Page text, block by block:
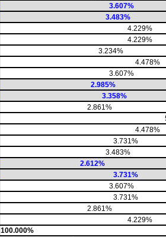
3.607%
3.483%
4.229%
4.229%
3.234%
4.478%
3.607%
2.985%
3.358%
2.861%
4.478%
3.731%
3.483%
2.612%
3.731%
3.607%
3.731%
2.861%
4.229%
100.000%